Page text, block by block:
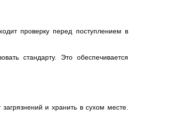
проверку перед поступлением в
стандарту. Это обеспечивается
и хранить в сухом месте.